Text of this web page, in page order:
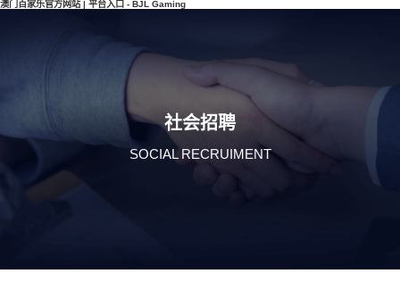
澳门百家乐官方网站 | 平台入口 - BJL Gaming
社会招聘
SOCIAL RECRUIMENT